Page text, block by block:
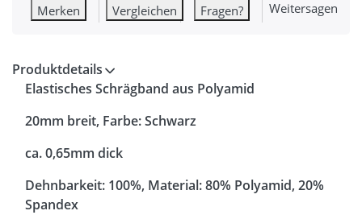
Merken Vergleichen Fragen? Weitersagen
Produktdetails
Elastisches Schrägband aus Polyamid
20mm breit, Farbe: Schwarz
ca. 0,65mm dick
Dehnbarkeit: 100%, Material: 80% Polyamid, 20%
Spandex